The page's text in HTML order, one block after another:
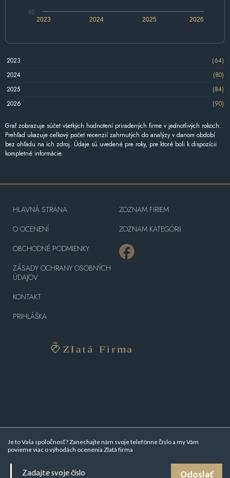
2024 2026
2023 2025
60
2023
(64)
2024
(80)
2025
(84)
2026
(90)
Graf zobrazuje súčet všetkých hodnotení priradených firme v jednotlivých rokoch.
Prehľad ukazuje celkový počet recenzií zahrnutých do analýzy v danom období
bez ohľadu na ich zdroj. Údaje sú uvedené pre roky, pre ktoré boli k dispozícii
kompletné informácie.
Je to Vaša spoločnosť? Zanechajte nám svoje telefónne číslo a my Vám
povieme viac ovýhodách ocenenia Zlatá firma
Odoslať
HLAVNÁ STRANA
O OCENENÍ
OBCHODNÉ PODMIENKY
ZÁSADY OCHRANY OSOBNÝCH
ÚDAJOV
KONTAKT
PRIHLÁŠKA
ZOZNAM FIRIEM
ZOZNAM KATEGÓRII